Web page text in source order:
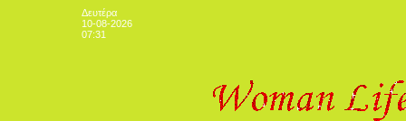
Δευτέρα
10-08-2026
07:31